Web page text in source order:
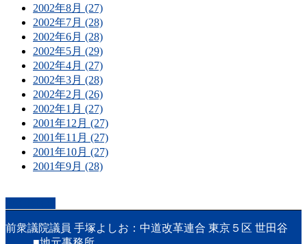
2002年8月 (27)
2002年7月 (28)
2002年6月 (28)
2002年5月 (29)
2002年4月 (27)
2002年3月 (28)
2002年2月 (26)
2002年1月 (27)
2001年12月 (27)
2001年11月 (27)
2001年10月 (27)
2001年9月 (28)
前衆議院議員 手塚よしお：中道改革連合 東京５区 世田谷